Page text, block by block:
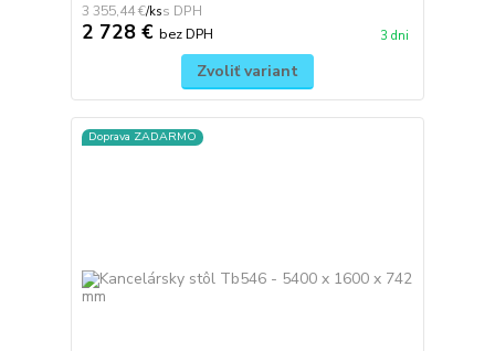
3 355,44 €/ks
2 728 € bez DPH 3 dni
Zvoliť variant
Doprava ZADARMO